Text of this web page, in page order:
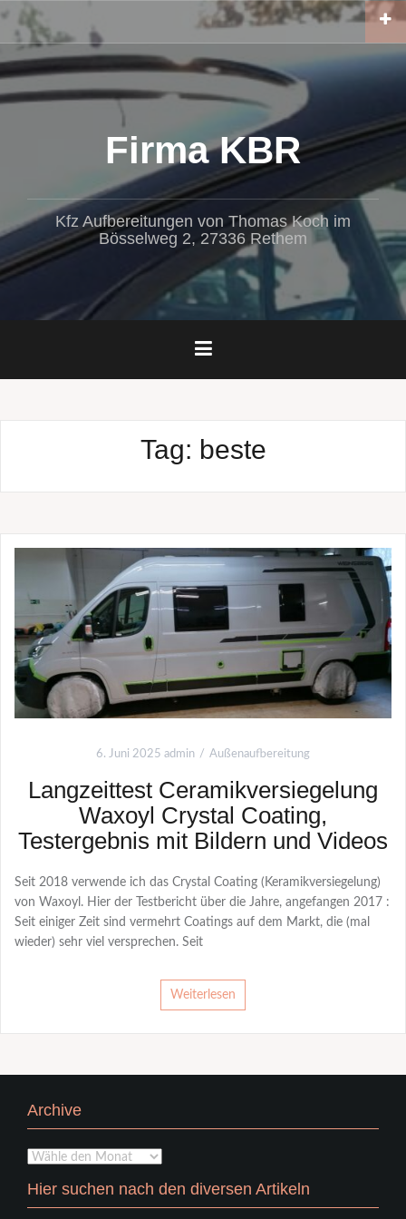
Zum
Inhalt
springen
Firma KBR
Kfz Aufbereitungen von Thomas Koch im
Bösselweg 2, 27336 Rethem
Tag: beste
6. Juni 2025 admin Außenaufbereitung
Langzeittest Ceramikversiegelung
Waxoyl Crystal Coating,
Testergebnis mit Bildern und Videos
Seit 2018 verwende ich das Crystal Coating (Keramikversiegelung)
von Waxoyl. Hier der Testbericht über die Jahre, angefangen 2017 :
Seit einiger Zeit sind vermehrt Coatings auf dem Markt, die (mal
wieder) sehr viel versprechen. Seit
Weiterlesen
Archive
Archive
Hier suchen nach den diversen Artikeln